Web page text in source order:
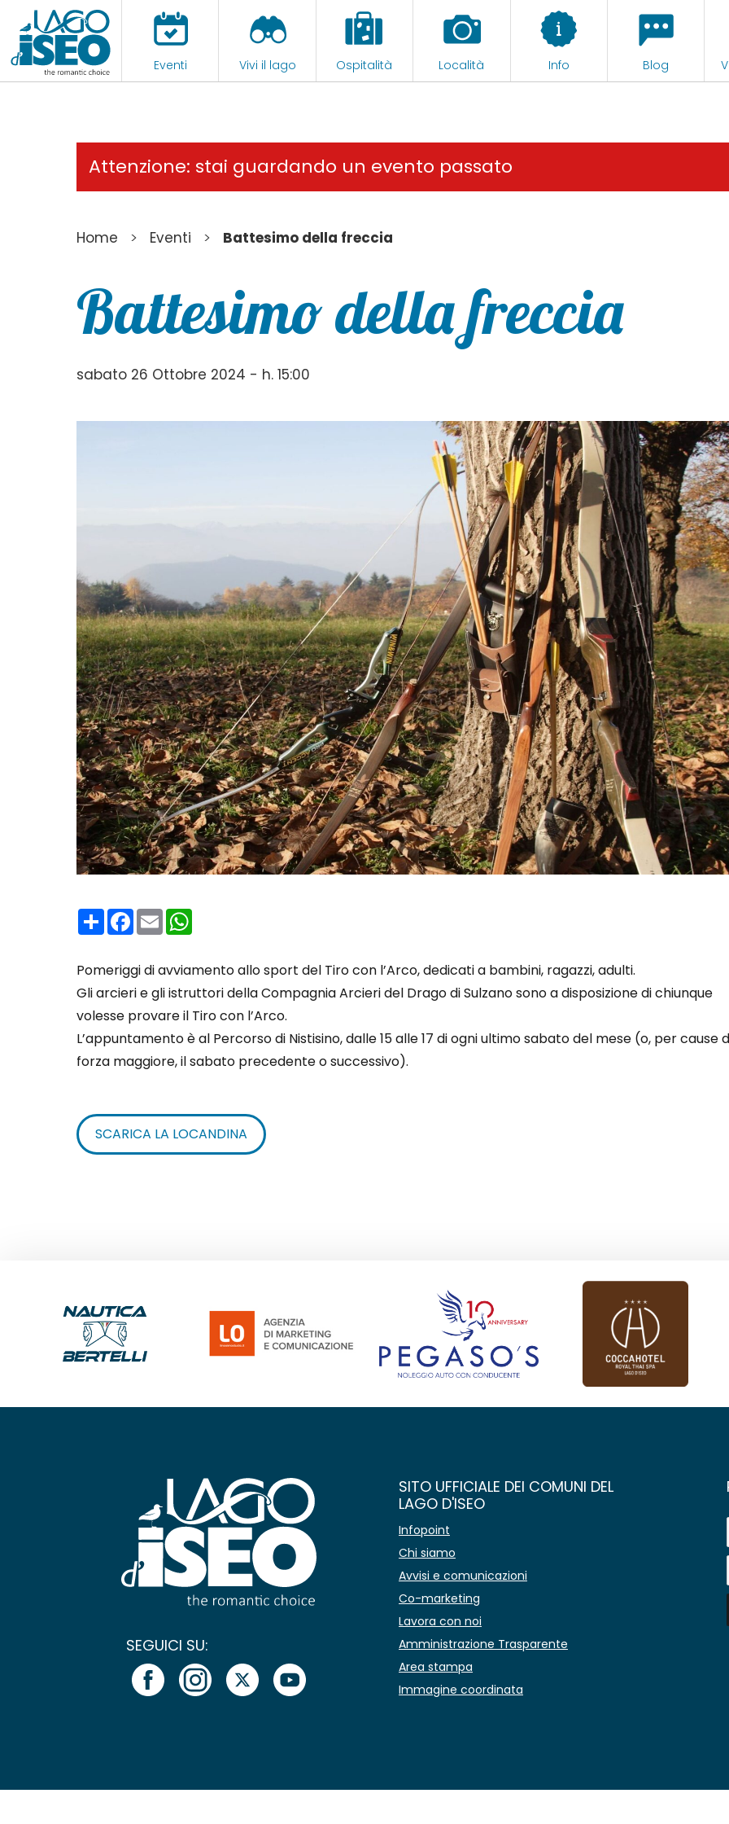
Eventi Vivi il lago Ospitalità Località Info Blog
Attenzione: stai guardando un evento passato
Home > Eventi > Battesimo della freccia
Battesimo della freccia
sabato 26 Ottobre 2024 - h. 15:00
CondividiFacebook
Email
Pomeriggi di avviamento allo sport del Tiro con l’Arco, dedicati a bambini, ragazzi, adulti.
Gli arcieri e gli istruttori della Compagnia Arcieri del Drago di Sulzano sono a disposizione di chiunque
volesse provare il Tiro con l’Arco.
L’appuntamento è al Percorso di Nistisino, dalle 15 alle 17 di ogni ultimo sabato del mese (o, per cause
forza maggiore, il sabato precedente o successivo).
SCARICA LA LOCANDINA
SEGUICI SU:
SITO UFFICIALE DEI COMUNI DEL
LAGO D'ISEO
Infopoint
Chi siamo
Avvisi e comunicazioni
Co-marketing
Lavora con noi
Amministrazione Trasparente
Area stampa
Immagine coordinata